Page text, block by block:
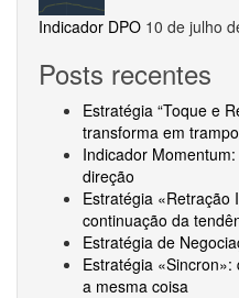
Indicador DPO 10 de julho
Posts recentes
Estratégia “Toque e
transforma em
Indicador
direção
Estratégia «Retração
continuação da
Estratégia de
Estratégia
a mesma coisa